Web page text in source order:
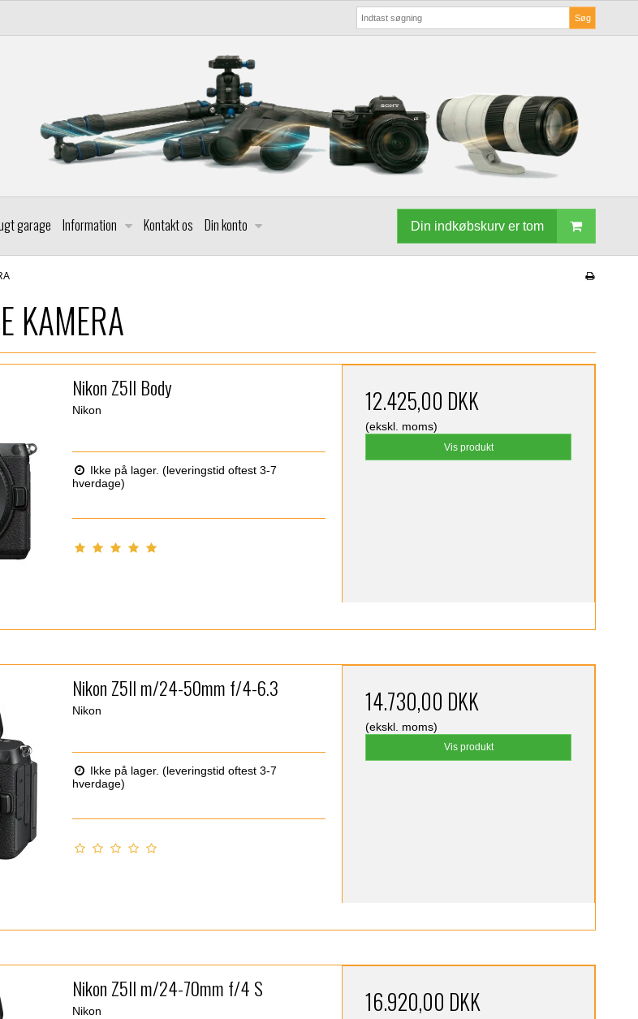
Søg
garage Information Kontakt os Din konto Din indkøbskurv er tom
KAMERA
Nikon Z5II Body
Nikon
Ikke på lager. (leveringstid oftest 3-7
hverdage)
12.425,00 DKK
(ekskl. moms)
Vis produkt
Nikon Z5II m/24-50mm f/4-6.3
Nikon
Ikke på lager. (leveringstid oftest 3-7
hverdage)
14.730,00 DKK
(ekskl. moms)
Vis produkt
Nikon Z5II m/24-70mm f/4 S
Nikon 16.920,00 DKK